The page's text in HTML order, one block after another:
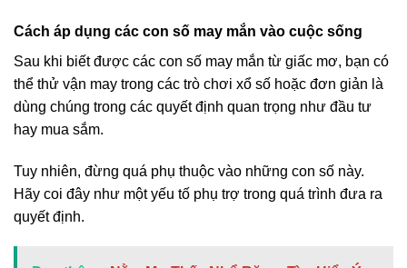
Cách áp dụng các con số may mắn vào cuộc sống
Sau khi biết được các con số may mắn từ giấc mơ, bạn có
thể thử vận may trong các trò chơi xổ số hoặc đơn giản là
dùng chúng trong các quyết định quan trọng như đầu tư
hay mua sắm.
Tuy nhiên, đừng quá phụ thuộc vào những con số này.
Hãy coi đây như một yếu tố phụ trợ trong quá trình đưa ra
quyết định.